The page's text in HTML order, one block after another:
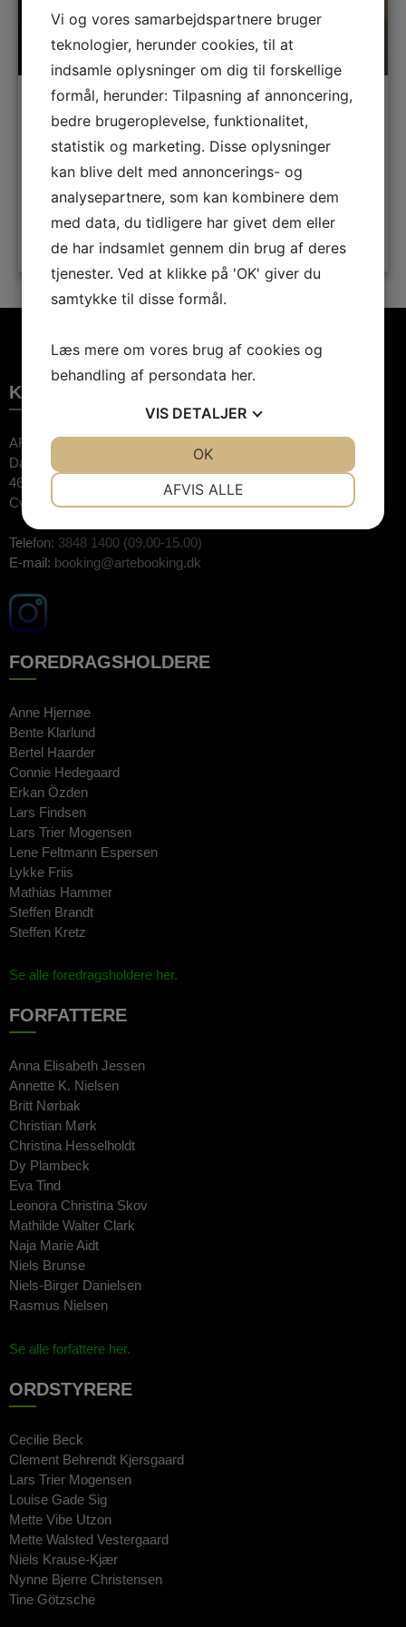
Benni Bødker
Den Kolde Krig, Forfatterskab ,Krimiforfattere,Spionage
LÆS MERE
KONTAKTINFORMATION
ARTE Booking ApS
Dalvej 11
4690 Haslev
Cvr.nr: 26744520
Telefon: 3848 1400 (09.00-15.00)
E-mail: booking@artebooking.dk
FOREDRAGSHOLDERE
Anne Hjernøe
Bente Klarlund
Bertel Haarder
Connie Hedegaard
Erkan Özden
Lars Findsen
Lars Trier Mogensen
Lene Feltmann Espersen
Lykke Friis
Mathias Hammer
Steffen Brandt
Steffen Kretz
Se alle foredragsholdere her.
FORFATTERE
Anna Elisabeth Jessen
Annette K. Nielsen
Britt Nørbak
Christian Mørk
Christina Hesselholdt
Dy Plambeck
Eva Tind
Leonora Christina Skov
Mathilde Walter Clark
Naja Marie Aidt
Niels Brunse
Niels-Birger Danielsen
Rasmus Nielsen
Se alle forfattere her.
ORDSTYRERE
Cecilie Beck
Clement Behrendt Kjersgaard
Lars Trier Mogensen
Louise Gade Sig
Mette Vibe Utzon
Mette Walsted Vestergaard
Niels Krause-Kjær
Nynne Bjerre Christensen
Tine Götzsche
Vi og vores samarbejdspartnere bruger
teknologier, herunder cookies, til at
indsamle oplysninger om dig til forskellige
formål, herunder: Tilpasning af annoncering,
bedre brugeroplevelse, funktionalitet,
statistik og marketing. Disse oplysninger
kan blive delt med annoncerings- og
analysepartnere, som kan kombinere dem
med data, du tidligere har givet dem eller
de har indsamlet gennem din brug af deres
tjenester. Ved at klikke på 'OK' giver du
samtykke til disse formål.
Læs mere om vores brug af cookies og
behandling af persondata her.
VIS DETALJER
MARKETING
AFVIS ALLE
OK